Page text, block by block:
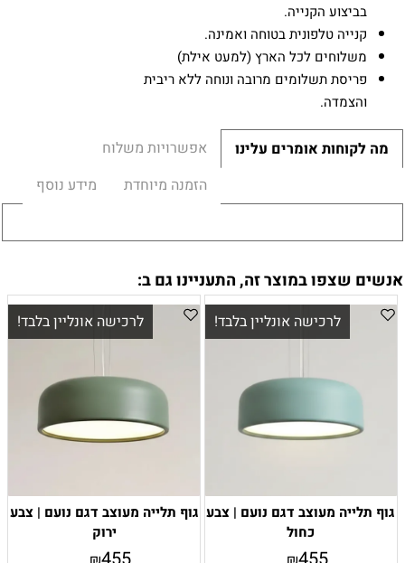
בביצוע הקנייה.
קנייה טלפונית בטוחה ואמינה.
משלוחים לכל הארץ (למעט אילת)
פריסת תשלומים מרובה ונוחה ללא ריבית
והצמדה.
מה לקוחות אומרים עלינו
אפשרויות משלוח
הזמנה מיוחדת
מידע נוסף
אנשים שצפו במוצר זה, התעניינו גם ב:
לרכישה אונליין בלבד!
גוף תלייה מעוצב דגם נועם | צבע
כחול
לרכישה אונליין בלבד!
גוף תלייה מעוצב דגם נועם | צבע
ירוק